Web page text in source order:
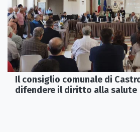
Il consiglio comunale di
difendere il diritto alla salute